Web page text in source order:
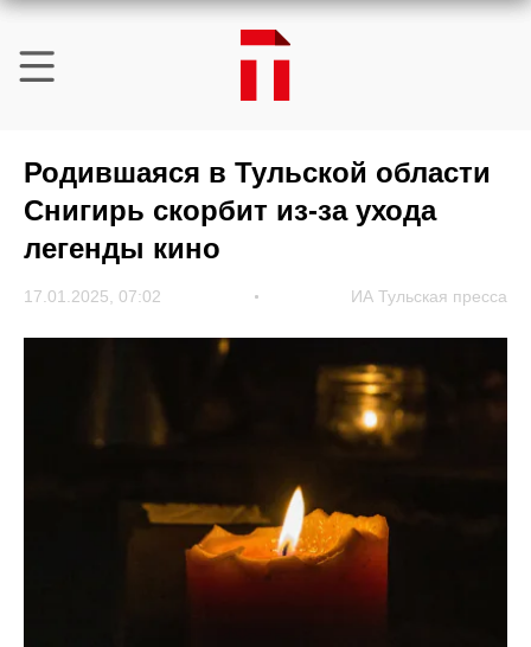
Родившаяся в Тульской области
Снигирь скорбит из-за ухода
легенды кино
17.01.2025, 07:02 ИА Тульская пресса